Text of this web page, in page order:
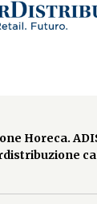
Horeca.